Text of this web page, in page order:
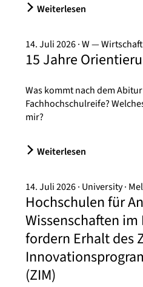
Weiterlesen
14. Juli 2026 W — Wirtschaft
15 Jahre
Was kommt nach dem
Fachhochschulreife?
mir?
Weiterlesen
14. Juli 2026 University
Hochschulen für
Wissenschaften im
fordern Erhalt des
(ZIM)